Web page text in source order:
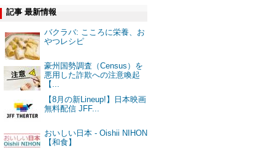
記事 最新情報
バクラバ: こころに栄養、お
やつレシピ
豪州国勢調査（Census）を
悪用した詐欺への注意喚起
【...
【8月の新Lineup!】日本映画
無料配信 JFF...
おいしい日本 - Oishii NIHON
【和食】